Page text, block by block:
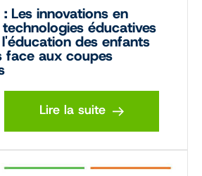
Les innovations en
éducatives
des enfants
face aux coupes
Lire la suite